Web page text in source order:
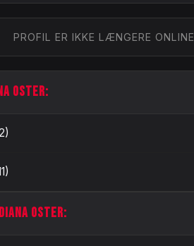
PROFIL ER IKKE LÆNGERE ONLINE
OSTER:
OSTER: